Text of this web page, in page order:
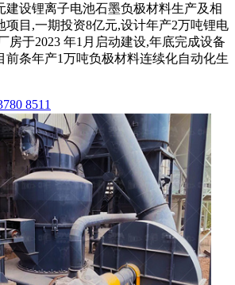
建设锂离子电池石墨负极材料生产及相
项目,一期投资8亿元,设计年产2万吨锂电
房于2023 年1月启动建设,年底完成设备
前条年产1万吨负极材料连续化自动化生
8511